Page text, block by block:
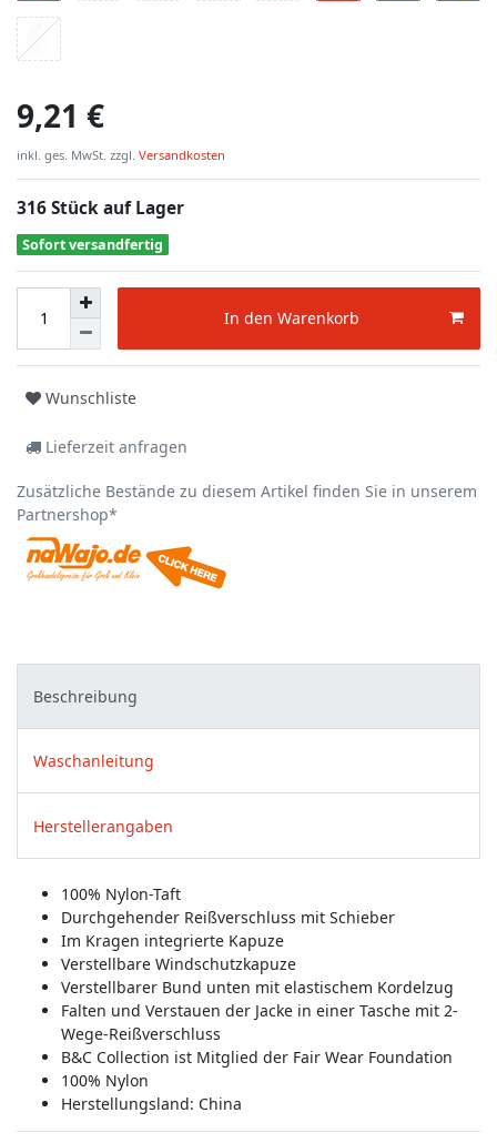
9,21 €
inkl. ges. MwSt. zzgl. Versandkosten
316 Stück auf Lager
Sofort versandfertig
In den Warenkorb
Wunschliste
Lieferzeit anfragen
Zusätzliche Bestände zu diesem Artikel finden Sie in unserem
Partnershop*
Beschreibung
Waschanleitung
Herstellerangaben
100% Nylon-Taft
Durchgehender Reißverschluss mit Schieber
Im Kragen integrierte Kapuze
Verstellbare Windschutzkapuze
Verstellbarer Bund unten mit elastischem Kordelzug
Falten und Verstauen der Jacke in einer Tasche mit 2-
Wege-Reißverschluss
B&C Collection ist Mitglied der Fair Wear Foundation
100% Nylon
Herstellungsland: China